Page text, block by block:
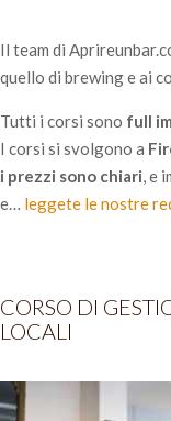
Il team di
quello di brewing e ai
Tutti i corsi sono full
I corsi si svolgono a
i prezzi sono chiari, e
e… leggete le nostre
CORSO DI
LOCALI